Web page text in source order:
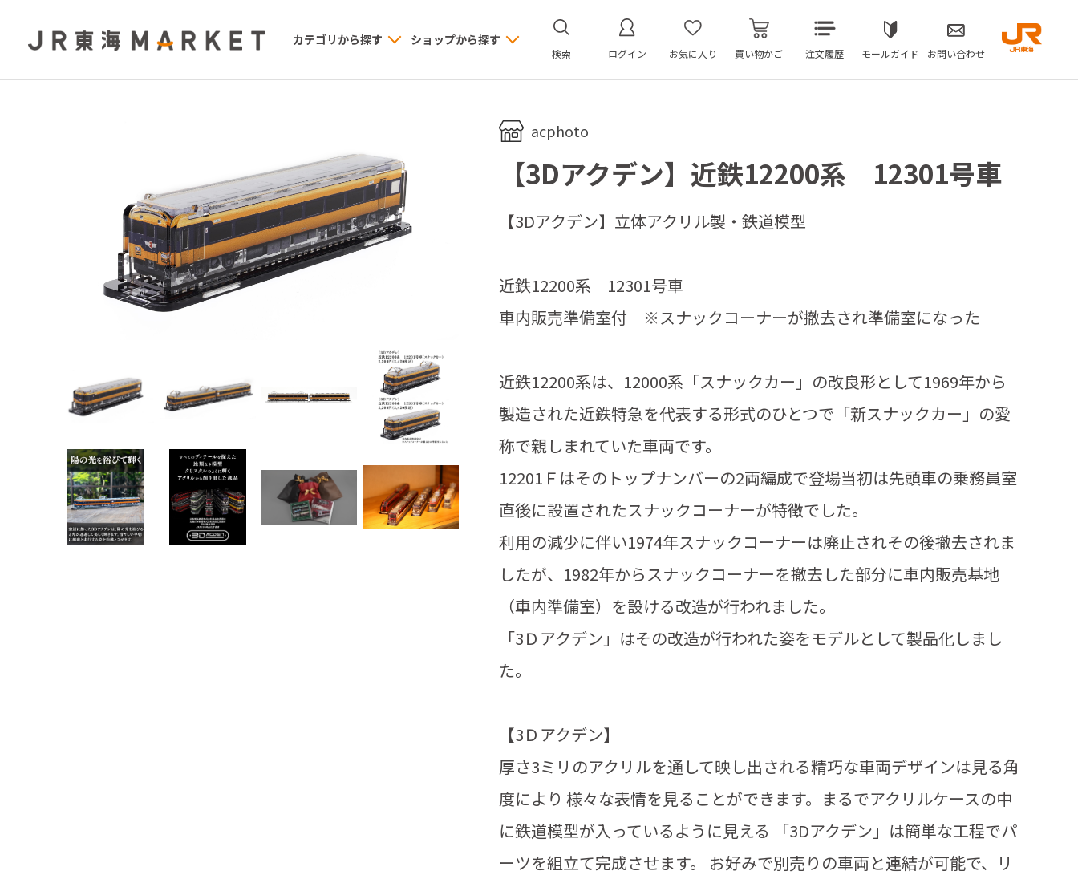
カテゴリから探す ショップから探す
検索 ログイン お気に入り 買い物かご 注文履歴 モールガイド お問い合わせ
acphoto
【3Dアクデン】近鉄12200系 12301号車
【3Dアクデン】立体アクリル製・鉄道模型
近鉄12200系 12301号車
車内販売準備室付 ※スナックコーナーが撤去され準備室になった
近鉄12200系は、12000系「スナックカー」の改良形として1969年から
製造された近鉄特急を代表する形式のひとつで「新スナックカー」の愛
称で親しまれていた車両です。
12201Ｆはそのトップナンバーの2両編成で登場当初は先頭車の乗務員室
直後に設置されたスナックコーナーが特徴でした。
利用の減少に伴い1974年スナックコーナーは廃止されその後撤去されま
したが、1982年からスナックコーナーを撤去した部分に車内販売基地
（車内準備室）を設ける改造が行われました。
「3Ｄアクデン」はその改造が行われた姿をモデルとして製品化しまし
た。
【3Ｄアクデン】
厚さ3ミリのアクリルを通して映し出される精巧な車両デザインは見る角
度により 様々な表情を見ることができます。まるでアクリルケースの中
に鉄道模型が入っているように見える 「3Dアクデン」は簡単な工程でパ
ーツを組立て完成させます。 お好みで別売りの車両と連結が可能で、リ